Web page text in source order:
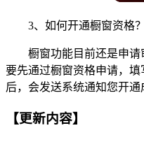
3、如何开通橱窗资格？
橱窗功能目前还是申请
要先通过橱窗资格申请，
后，会发送系统通知您开通
【更新内容】